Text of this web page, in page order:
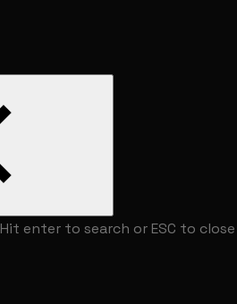
Hit enter to search or ESC to close